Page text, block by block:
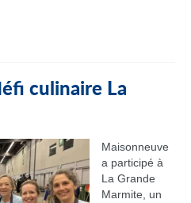
culinaire La
Maisonneuve
a participé à
La Grande
Marmite, un